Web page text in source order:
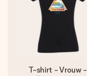
T-shirt - Vrouw -